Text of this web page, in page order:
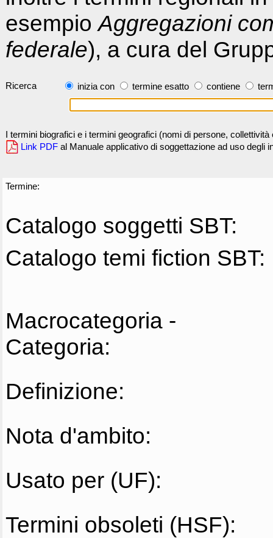
esempioAggregazioni
federale), a cura del
Ricerca inizia con termine esatto contiene
I termini biografici e i termini geografici (nomi di persone,
Link PDF al Manuale applicativo di soggettazione ad uso degli
Termine:
Catalogo soggetti SBT:
Catalogo temi fiction SBT:
Macrocategoria -
Categoria:
Definizione:
Nota d'ambito:
Usato per (UF):
Termini obsoleti (HSF):